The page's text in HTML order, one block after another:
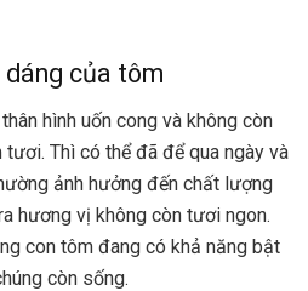
của tôm
hình uốn cong và không còn
Thì có thể đã để qua ngày và
ảnh hưởng đến chất lượng
hương vị không còn tươi ngon.
con tôm đang có khả năng bật
còn sống.